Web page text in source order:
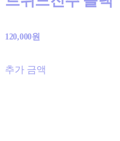
120,000원
추가 금액